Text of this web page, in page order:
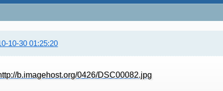
10-30 01:25:20